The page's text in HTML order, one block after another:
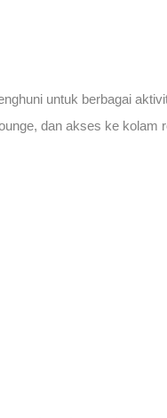
untuk berbagai
dan akses ke kolam